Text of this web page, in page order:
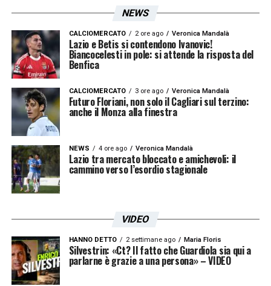
insieme e creato ricordi che non
dimenticherò mai. È stato un onore essere il
capitano di un gruppo composto prima di
tutto da persone vere, ragazzi che stimo
profondamente e con cui ho costruito un
legame che andrà oltre il calcio.
So che, ovunque andremo, porterò sempre
con me tutto quello che abbiamo condiviso
dentro e fuori dal campo. Questo percorso
della mia vita e quando ripenserò a questi 13
anni lo farò con orgoglio, affetto e con il
sorriso, perché sono stati un ricordo
indelebile.
NEWS
CALCIOMERCATO 2 ore ago Veronica Mandalà
Lazio e Betis si contendono Ivanovic!
Biancocelesti in pole: si attende la risposta del
Benfica
CALCIOMERCATO 3 ore ago Veronica Mandalà
Futuro Floriani, non solo il Cagliari sul terzino:
anche il Monza alla finestra
NEWS 4 ore ago Veronica Mandalà
Lazio tra mercato bloccato e amichevoli: il
cammino verso l’esordio stagionale
VIDEO
HANNO DETTO 2 settimane ago Maria Floris
Silvestrin: «Ct? Il fatto che Guardiola sia qui a
parlarne è grazie a una persona» – VIDEO